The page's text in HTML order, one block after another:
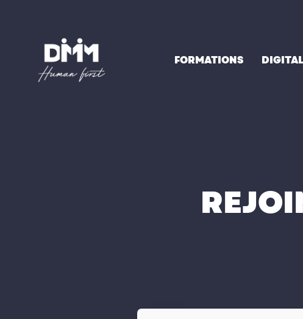
FORMATIONS